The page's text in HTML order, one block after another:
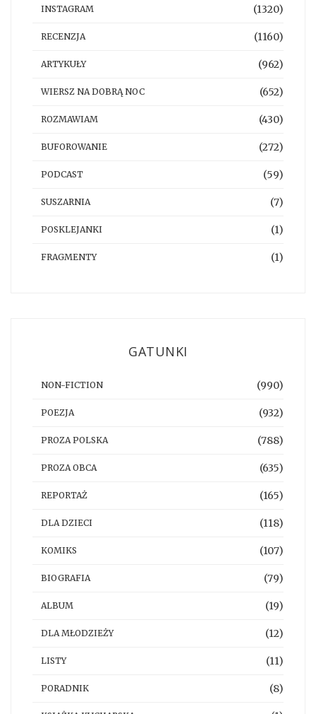
INSTAGRAM (1320)
RECENZJA (1160)
ARTYKUŁY (962)
WIERSZ NA DOBRĄ NOC (652)
ROZMAWIAM (430)
BUFOROWANIE (272)
PODCAST (59)
SUSZARNIA (7)
POSKLEJANKI (1)
FRAGMENTY (1)
GATUNKI
NON-FICTION (990)
POEZJA (932)
PROZA POLSKA (788)
PROZA OBCA (635)
REPORTAŻ (165)
DLA DZIECI (118)
KOMIKS (107)
BIOGRAFIA (79)
ALBUM (19)
DLA MŁODZIEŻY (12)
LISTY (11)
PORADNIK (8)